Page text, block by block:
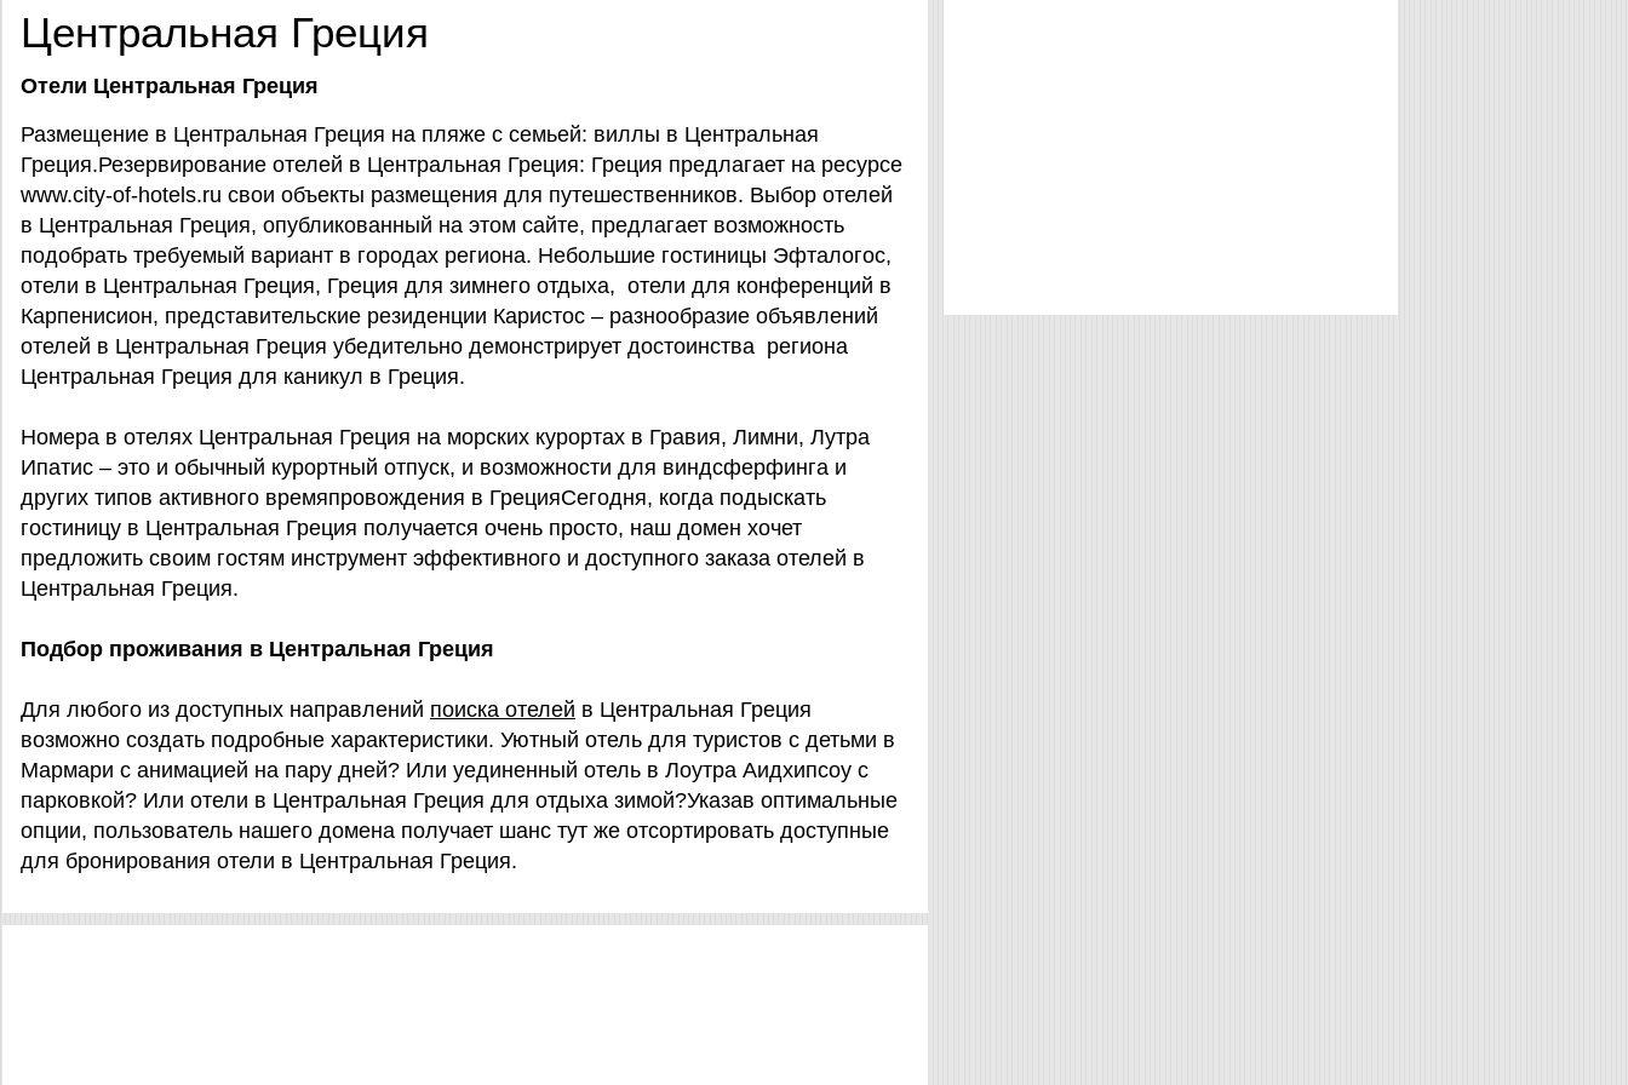
Центральная Греция
Отели Центральная Греция
Размещение в Центральная Греция на пляже с семьей: виллы в Центральная
Греция.Резервирование отелей в Центральная Греция: Греция предлагает на ресурсе
www.city-of-hotels.ru свои объекты размещения для путешественников. Выбор отелей
в Центральная Греция, опубликованный на этом сайте, предлагает возможность
подобрать требуемый вариант в городах региона. Небольшие гостиницы Эфталогос,
отели в Центральная Греция, Греция для зимнего отдыха, отели для конференций в
Карпенисион, представительские резиденции Каристос – разнообразие объявлений
отелей в Центральная Греция убедительно демонстрирует достоинства региона
Центральная Греция для каникул в Греция.
Номера в отелях Центральная Греция на морских курортах в Гравия, Лимни, Лутра
Ипатис – это и обычный курортный отпуск, и возможности для виндсферфинга и
других типов активного времяпровождения в ГрецияСегодня, когда подыскать
гостиницу в Центральная Греция получается очень просто, наш домен хочет
предложить своим гостям инструмент эффективного и доступного заказа отелей в
Центральная Греция.
Подбор проживания в Центральная Греция
Для любого из доступных направлений поиска отелей в Центральная Греция
возможно создать подробные характеристики. Уютный отель для туристов с детьми в
Мармари с анимацией на пару дней? Или уединенный отель в Лоутра Aидхипсоу с
парковкой? Или отели в Центральная Греция для отдыха зимой?Указав оптимальные
опции, пользователь нашего домена получает шанс тут же отсортировать доступные
для бронирования отели в Центральная Греция.